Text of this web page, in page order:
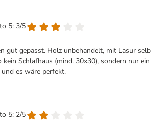
5: 3/5
gut gepasst. Holz unbehandelt, mit Lasur
Schlafhaus (mind. 30x30), sondern nur
es wäre perfekt.
5: 2/5